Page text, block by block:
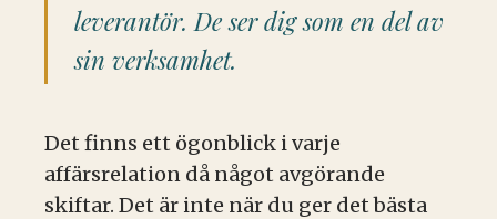
leverantör. De ser dig som en del av
sin verksamhet.
Det finns ett ögonblick i varje
affärsrelation då något avgörande
skiftar. Det är inte när du ger det bästa